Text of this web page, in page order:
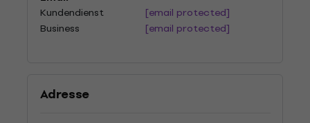
Kundendienst
[email protected]
Business
[email protected]
Adresse